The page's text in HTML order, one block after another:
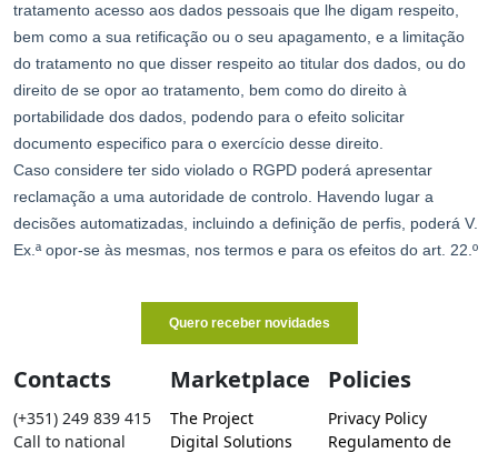
Contacts
(+351) 249 839 415
Call to national
Marketplace
The Project
Digital Solutions
Policies
Privacy Policy
Regulamento de